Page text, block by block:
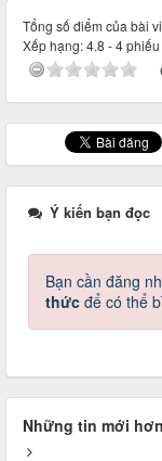
Tổng số điểm của bài
Xếp hạng:4.8 -4
Ý kiến bạn đọc
Bạn cần đăng
thức để có thể
Những tin mới hơn